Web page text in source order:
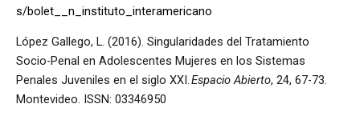
s/bolet__n_instituto_interamericano
López Gallego, L. (2016). Singularidades del Tratamiento
Socio-Penal en Adolescentes Mujeres en los Sistemas
Penales Juveniles en el siglo XXI.Espacio Abierto, 24, 67-73.
Montevideo. ISSN: 03346950